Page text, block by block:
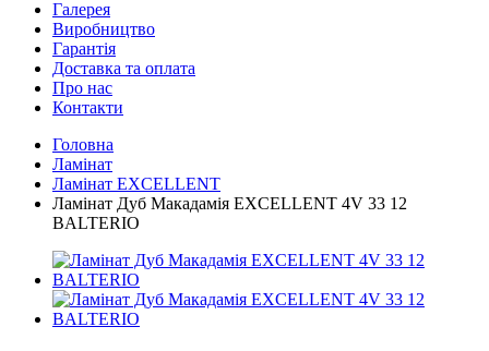
Галерея
Виробництво
Гарантія
Доставка та оплата
Про нас
Контакти
Головна
Ламінат
Ламінат EXCELLENT
Ламінат Дуб Макадамія EXCELLENT 4V 33 12
BALTERIO